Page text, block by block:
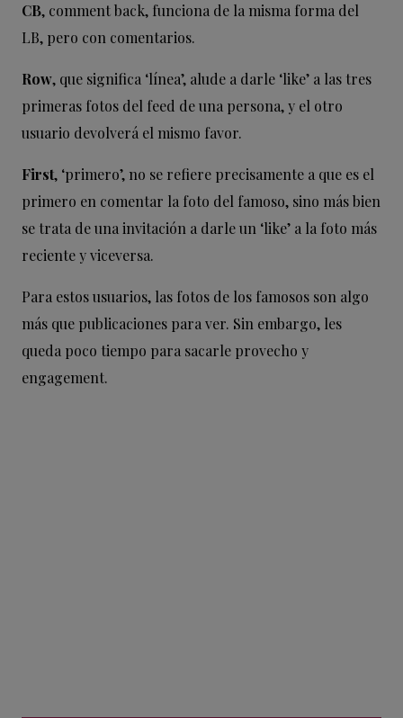
CB, comment back, funciona de la misma forma del
LB, pero con comentarios.
Row, que significa ‘línea’, alude a darle ‘like’ a las tres
primeras fotos del feed de una persona, y el otro
usuario devolverá el mismo favor.
First, ‘primero’, no se refiere precisamente a que es el
primero en comentar la foto del famoso, sino más bien
se trata de una invitación a darle un ‘like’ a la foto más
reciente y viceversa.
Para estos usuarios, las fotos de los famosos son algo
más que publicaciones para ver. Sin embargo, les
queda poco tiempo para sacarle provecho y
engagement.